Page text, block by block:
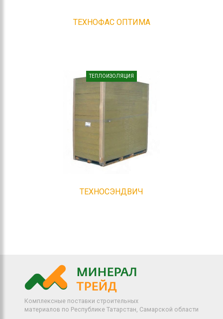
ТЕХНОФАС ОПТИМА
ТЕПЛОИЗОЛЯЦИЯ
ТЕХНОСЭНДВИЧ
Комплексные поставки строительных
материалов по Республике Татарстан, Самарской области